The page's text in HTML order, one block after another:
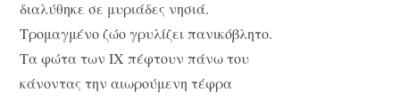
διαλύθηκε σε μυριάδες νησιά.
Τρομαγμένο ζώο γρυλίζει πανικόβλητο.
Τα φώτα των ΙΧ πέφτουν πάνω του
κάνοντας την αιωρούμενη τέφρα